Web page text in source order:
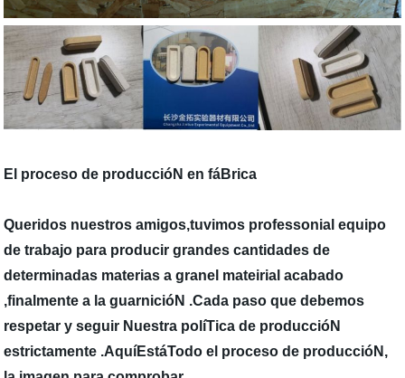
El proceso de produccióN en fáBrica
Queridos nuestros amigos,tuvimos professonial equipo
de trabajo para producir grandes cantidades de
determinadas materias a granel mateirial acabado
,finalmente a la guarnicióN .Cada paso que debemos
respetar y seguir Nuestra políTica de produccióN
estrictamente .AquíEstáTodo el proceso de produccióN,